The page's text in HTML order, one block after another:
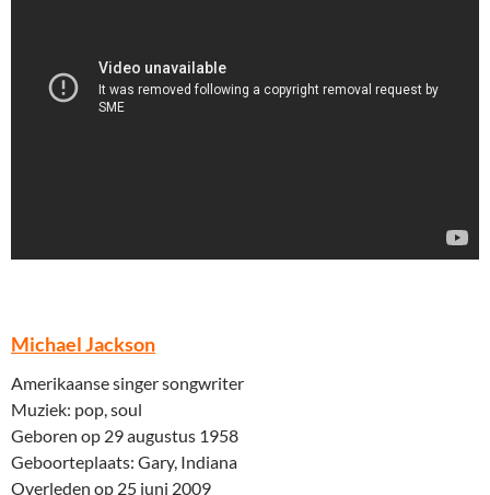
Michael Jackson
Amerikaanse singer songwriter
Muziek: pop, soul
Geboren op 29 augustus 1958
Geboorteplaats: Gary, Indiana
Overleden op 25 juni 2009